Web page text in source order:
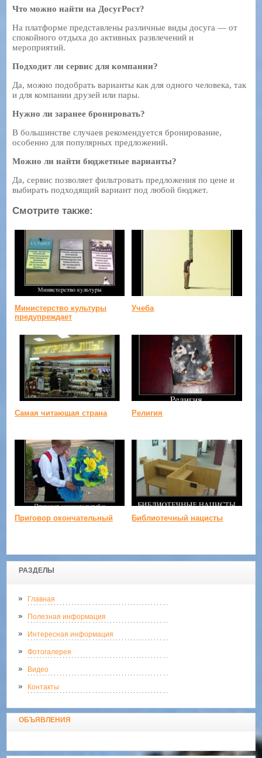
РАЗДЕЛЫ
Главная
Полезная информация
Интересная информация
Фотогалерея
Видео
Контакты
ОБЪЯВЛЕНИЯ
Что можно найти на ДосугРост?
На платформе представлены различные виды досуга — от
спокойного отдыха до активных развлечений и
мероприятий.
Подходит ли сервис для компании?
Да, можно подобрать варианты как для одного человека, так
и для компании друзей или пары.
Нужно ли заранее бронировать?
В большинстве случаев рекомендуется бронирование,
особенно для популярных предложений.
Можно ли найти бюджетные варианты?
Да, сервис позволяет фильтровать предложения по цене и
выбирать подходящий вариант под любой бюджет.
Смотрите также:
Министерство культуры
предупреждает
Учеба
Самая читающая страна Религия
Приговор окончательный Библиотечный нацисты